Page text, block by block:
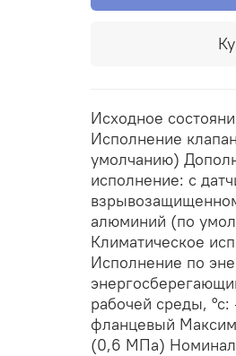
Исходное
Исполнение
умолчанию)
исполнение: с
алюминий (по
Климатическое
Исполнение по
рабочей среды,
фланцевый
(0,6 МПа)